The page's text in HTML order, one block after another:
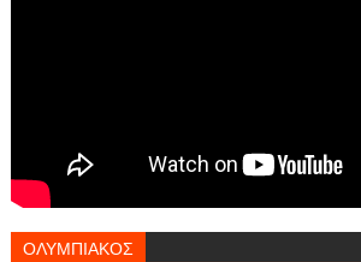
ΟΛΥΜΠΙΑΚΟΣ